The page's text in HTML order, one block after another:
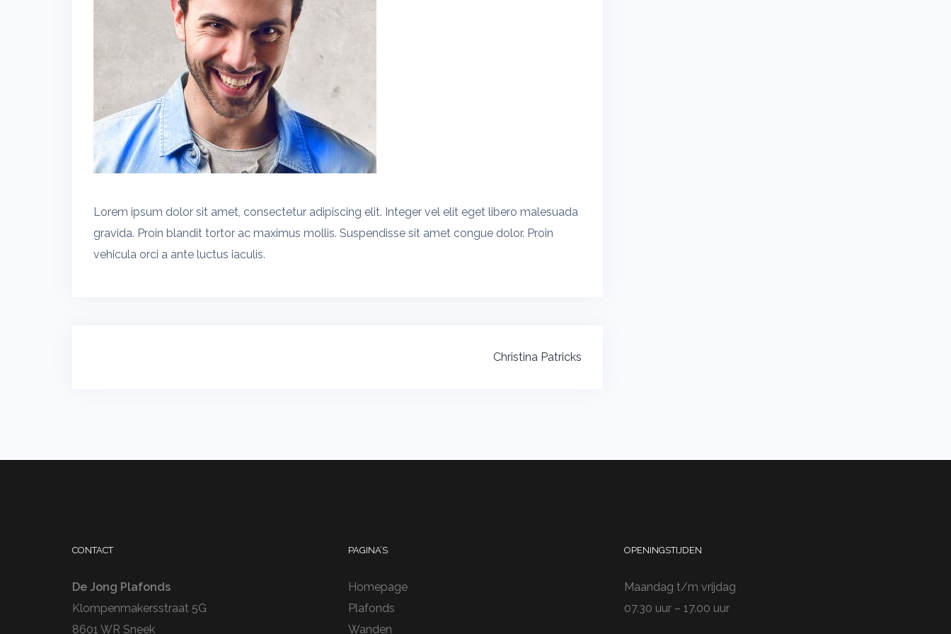
Lorem ipsum dolor sit amet, consectetur adipiscing elit. Integer vel elit eget libero malesuada
gravida. Proin blandit tortor ac maximus mollis. Suspendisse sit amet congue dolor. Proin
vehicula orci a ante luctus iaculis.
Christina Patricks
CONTACT
De Jong Plafonds
Klompenmakersstraat 5G
8601 WR Sneek
PAGINA’S
Homepage
Plafonds
Wanden
OPENINGSTIJDEN
Maandag t/m vrijdag
07.30 uur – 17.00 uur